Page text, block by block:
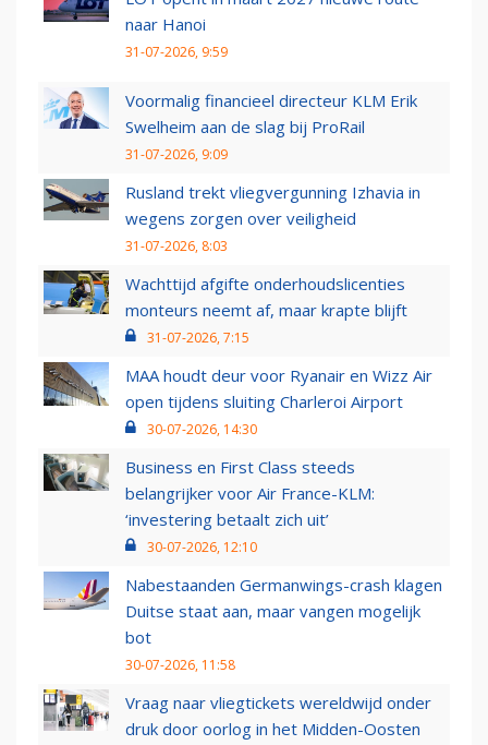
naar Hanoi
31-07-2026, 9:59
Voormalig financieel directeur KLM Erik
Swelheim aan de slag bij ProRail
31-07-2026, 9:09
Rusland trekt vliegvergunning Izhavia in
wegens zorgen over veiligheid
31-07-2026, 8:03
Wachttijd afgifte onderhoudslicenties
monteurs neemt af, maar krapte blijft
31-07-2026, 7:15
MAA houdt deur voor Ryanair en Wizz Air
open tijdens sluiting Charleroi Airport
30-07-2026, 14:30
Business en First Class steeds
belangrijker voor Air France-KLM:
‘investering betaalt zich uit’
30-07-2026, 12:10
Nabestaanden Germanwings-crash klagen
Duitse staat aan, maar vangen mogelijk
bot
30-07-2026, 11:58
Vraag naar vliegtickets wereldwijd onder
druk door oorlog in het Midden-Oosten